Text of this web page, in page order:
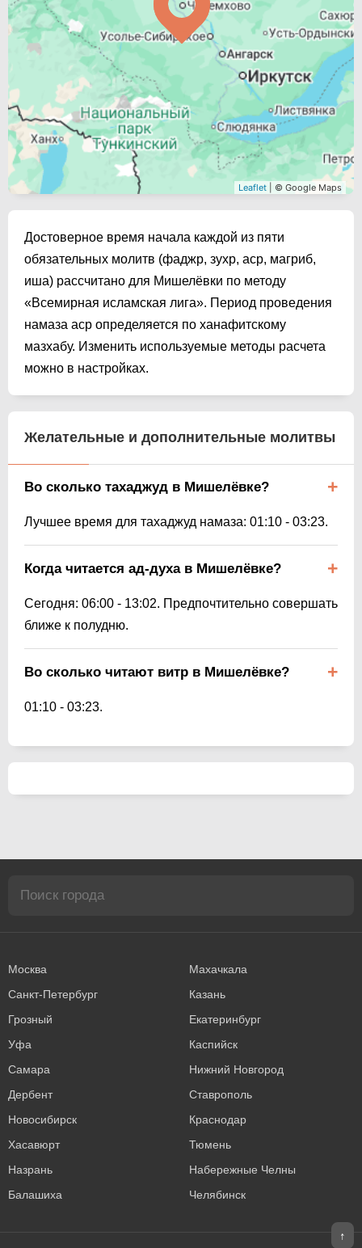
Leaflet | © Google Maps
Достоверное время начала каждой из пяти
обязательных молитв (фаджр, зухр, аср, магриб,
иша) рассчитано для Мишелёвки по методу
«Всемирная исламская лига». Период проведения
намаза аср определяется по ханафитскому
мазхабу. Изменить используемые методы расчета
можно в настройках.
Желательные и дополнительные молитвы
Во сколько тахаджуд в Мишелёвке?
Лучшее время для тахаджуд намаза: 01:10 - 03:23.
Когда читается ад-духа в Мишелёвке?
Сегодня: 06:00 - 13:02. Предпочтительно совершать
ближе к полудню.
Во сколько читают витр в Мишелёвке?
01:10 - 03:23.
Москва
Махачкала
Санкт-Петербург
Казань
Грозный
Екатеринбург
Уфа
Каспийск
Самара
Нижний Новгород
Дербент
Ставрополь
Новосибирск
Краснодар
Хасавюрт
Тюмень
Назрань
Набережные Челны
Балашиха
Челябинск
↑